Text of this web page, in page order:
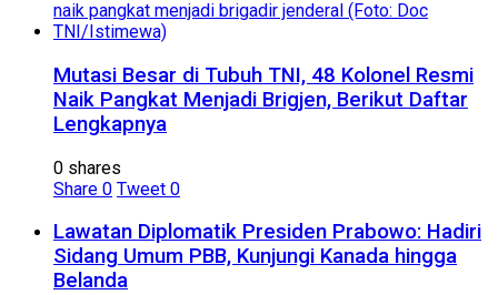
Mutasi Besar di Tubuh TNI, 48 Kolonel Resmi
Naik Pangkat Menjadi Brigjen, Berikut Daftar
Lengkapnya
0 shares
Share 0 Tweet 0
Lawatan Diplomatik Presiden Prabowo: Hadiri
Sidang Umum PBB, Kunjungi Kanada hingga
Belanda